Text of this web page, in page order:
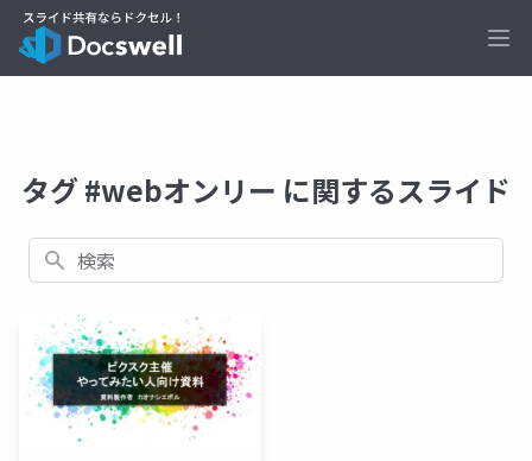
タグ #webオンリー に関するスライド
検索